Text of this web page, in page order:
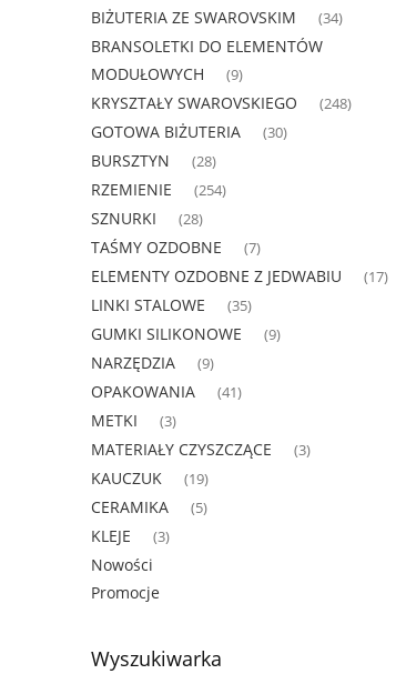
BIŻUTERIA ZE SWAROVSKIM (34)
BRANSOLETKI DO ELEMENTÓW
MODUŁOWYCH
(9)
KRYSZTAŁY SWAROVSKIEGO (248)
GOTOWA BIŻUTERIA (30)
BURSZTYN (28)
RZEMIENIE (254)
SZNURKI (28)
TAŚMY OZDOBNE (7)
ELEMENTY OZDOBNE Z JEDWABIU (17)
LINKI STALOWE (35)
GUMKI SILIKONOWE (9)
NARZĘDZIA (9)
OPAKOWANIA (41)
METKI (3)
MATERIAŁY CZYSZCZĄCE (3)
KAUCZUK (19)
CERAMIKA (5)
KLEJE (3)
Nowości
Promocje
Wyszukiwarka